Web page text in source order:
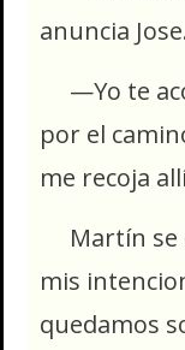
anuncia
—Yo te
por el
me recoja
Martín se
mis
quedamos